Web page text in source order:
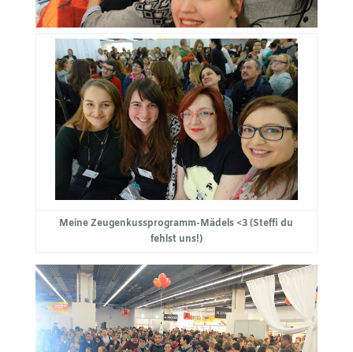
Meine Zeugenkussprogramm-Mädels <3 (Steffi du
fehlst uns!)